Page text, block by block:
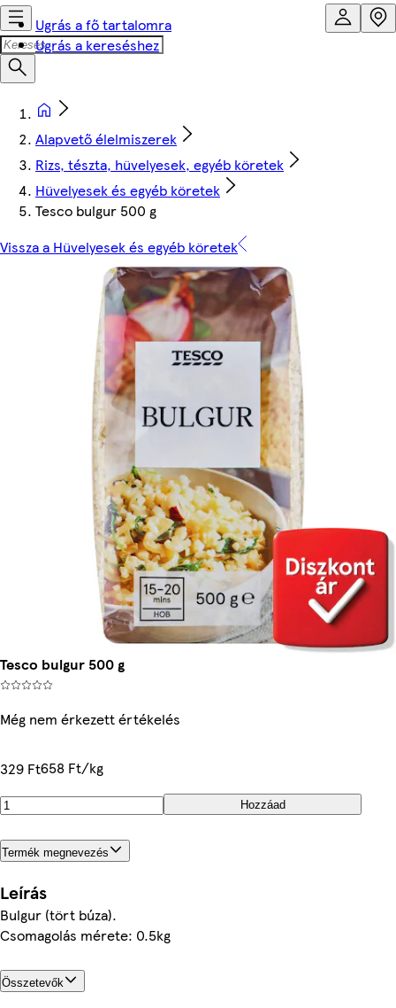
Ugrás a fő tartalomra
Ugrás a kereséshez
Alapvető élelmiszerek
Rizs, tészta, hüvelyesek, egyéb köretek
Hüvelyesek és egyéb köretek
Tesco bulgur 500 g
Vissza a Hüvelyesek és egyéb köretek
Tesco bulgur 500 g
Még nem érkezett értékelés
329 Ft658 Ft/kg
Hozzáad
Termék megnevezés
Leírás
Bulgur (tört búza).
Csomagolás mérete: 0.5kg
Összetevők